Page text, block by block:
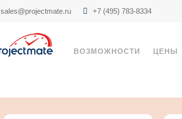
sales@projectmate.ru +7 (495) 783-8334
ВОЗМОЖНОСТИ ЦЕНЫ